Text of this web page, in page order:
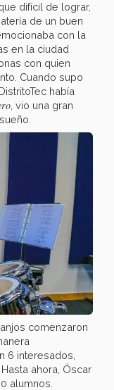
difícil de lograr,
de un buen
con la
en la ciudad
con quien
Cuando supo
había
, vio una gran
comenzaron
6 interesados,
ahora, Óscar
alumnos.